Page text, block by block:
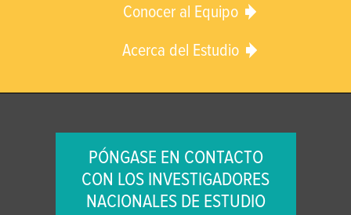
Conocer al Equipo
Acerca del Estudio
PÓNGASE EN CONTACTO
CON LOS INVESTIGADORES
NACIONALES DE ESTUDIO